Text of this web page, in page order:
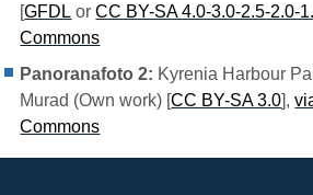
[GFDL orCC BY-SA 4.0-3.0-2.5-2.0-
Commons
Panoranafoto 2: Kyrenia Harbour
Murad (Own work) [CC BY-SA 3.0],
Commons